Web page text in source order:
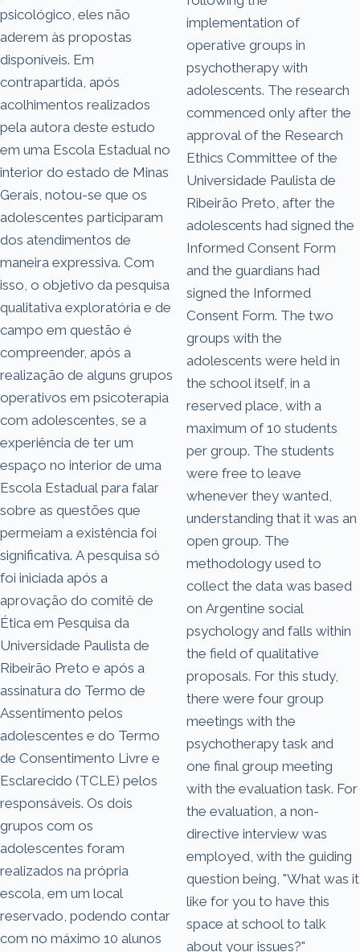
psicológico, eles não
aderem às propostas
disponíveis. Em
contrapartida, após
acolhimentos realizados
pela autora deste estudo
em uma Escola Estadual no
interior do estado de Minas
Gerais, notou-se que os
adolescentes participaram
dos atendimentos de
maneira expressiva. Com
isso, o objetivo da pesquisa
qualitativa exploratória e de
campo em questão é
compreender, após a
realização de alguns grupos
operativos em psicoterapia
com adolescentes, se a
experiência de ter um
espaço no interior de uma
Escola Estadual para falar
sobre as questões que
permeiam a existência foi
significativa. A pesquisa só
foi iniciada após a
aprovação do comitê de
Ética em Pesquisa da
Universidade Paulista de
Ribeirão Preto e após a
assinatura do Termo de
Assentimento pelos
adolescentes e do Termo
de Consentimento Livre e
Esclarecido (TCLE) pelos
responsáveis. Os dois
grupos com os
adolescentes foram
realizados na própria
escola, em um local
reservado, podendo contar
com no máximo 10 alunos
implementation of
operative groups in
psychotherapy with
adolescents. The research
commenced only after the
approval of the Research
Ethics Committee of the
Universidade Paulista de
Ribeirão Preto, after the
adolescents had signed the
Informed Consent Form
and the guardians had
signed the Informed
Consent Form. The two
groups with the
adolescents were held in
the school itself, in a
reserved place, with a
maximum of 10 students
per group. The students
were free to leave
whenever they wanted,
understanding that it was an
open group. The
methodology used to
collect the data was based
on Argentine social
psychology and falls within
the field of qualitative
proposals. For this study,
there were four group
meetings with the
psychotherapy task and
one final group meeting
with the evaluation task. For
the evaluation, a non-
directive interview was
employed, with the guiding
question being, "What was it
like for you to have this
space at school to talk
about your issues?"